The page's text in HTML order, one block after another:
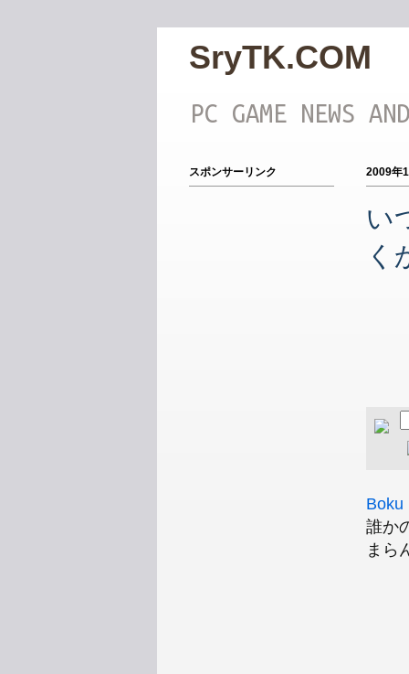
SryTK.COM
PC GAME NEWS
2009年
い
く
Boku
誰か
まら
スポンサーリンク